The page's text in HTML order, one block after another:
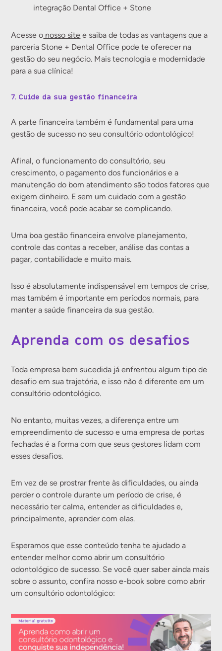
integração Dental Office + Stone
Acesse o nosso site e saiba de todas as vantagens que a
parceria Stone + Dental Office pode te oferecer na
gestão do seu negócio. Mais tecnologia e modernidade
para a sua clínica!
7. Cuide da sua gestão financeira
A parte financeira também é fundamental para uma
gestão de sucesso no seu consultório odontológico!
Afinal, o funcionamento do consultório, seu
crescimento, o pagamento dos funcionários e a
manutenção do bom atendimento são todos fatores que
exigem dinheiro. E sem um cuidado com a gestão
financeira, você pode acabar se complicando.
Uma boa gestão financeira envolve planejamento,
controle das contas a receber, análise das contas a
pagar, contabilidade e muito mais.
Isso é absolutamente indispensável em tempos de crise,
mas também é importante em períodos normais, para
manter a saúde financeira da sua gestão.
Aprenda com os desafios
Toda empresa bem sucedida já enfrentou algum tipo de
desafio em sua trajetória, e isso não é diferente em um
consultório odontológico.
No entanto, muitas vezes, a diferença entre um
empreendimento de sucesso e uma empresa de portas
fechadas é a forma com que seus gestores lidam com
esses desafios.
Em vez de se prostrar frente às dificuldades, ou ainda
perder o controle durante um período de crise, é
necessário ter calma, entender as dificuldades e,
principalmente, aprender com elas.
Esperamos que esse conteúdo tenha te ajudado a
entender melhor como abrir um consultório
odontológico de sucesso. Se você quer saber ainda mais
sobre o assunto, confira nosso e-book sobre como abrir
um consultório odontológico: